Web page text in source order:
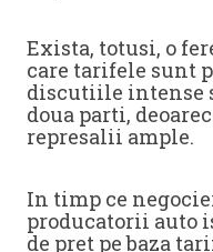
Exista, totusi, o
care tarifele sunt
discutiile intense
doua parti,
represalii ample.
In timp ce
producatorii auto
de pret pe baza